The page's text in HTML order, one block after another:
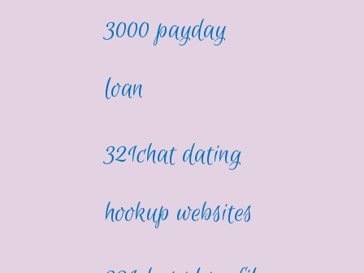
3000 payday
loan
321chat dating
hookup websites